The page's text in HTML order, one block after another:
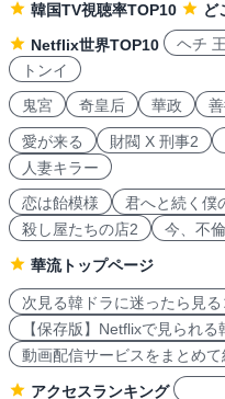
韓国TV視聴率TOP10
ど
Netflix世界TOP10
ヘチ
トンイ
鬼宮
奇皇后 華政
愛が来る 財閥 X 刑事2
人妻キラー
恋は飴模様
君へと続く僕
殺し屋たちの店2
今、不
華流トップページ
次見る韓ドラに迷ったら見
【保存版】Netflixで見られ
動画配信サービスをまとめて
アクセスランキング も